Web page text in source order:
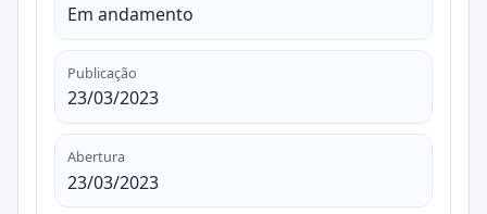
Em andamento
Publicação
23/03/2023
Abertura
23/03/2023